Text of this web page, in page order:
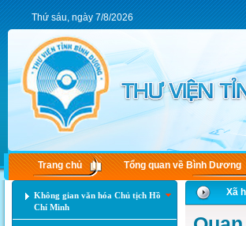
Thứ sáu, ngày 7/8/2026
Trang chủ Tổng quan về Bình Dương
Không gian văn hóa Chủ tịch Hồ
Chí Minh
Xã